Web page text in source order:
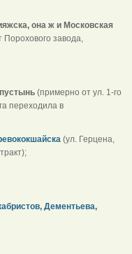
она ж и Московская
завода,
(примерно от ул. 1-го
переходила в
(ул. Герцена,
Галицкий тракт);
Дементьева,